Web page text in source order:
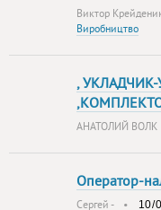
Виктор
Виробництво
,
АНАТОЛИЙ ВОЛК
Оператор-
Сергей - •